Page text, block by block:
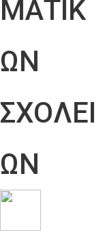
ΜΑΤΙΚ
ΩΝ
ΣΧΟΛΕΙ
ΩΝ